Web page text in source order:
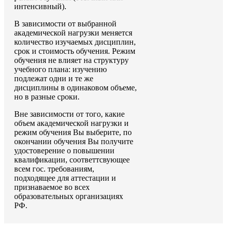
интенсивный).
В зависимости от выбранной
академической нагрузки меняется
количество изучаемых дисциплин,
срок и стоимость обучения. Режим
обучения не влияет на структуру
учебного плана: изучению
подлежат одни и те же
дисциплины в одинаковом объеме,
но в разные сроки.
Вне зависимости от того, какие
объем академической нагрузки и
режим обучения Вы выберите, по
окончании обучения Вы получите
удостоверение о повышении
квалификации, соответтсвующее
всем гос. требованиям,
подходящее для аттестации и
признаваемое во всех
образовательных организациях
РФ.